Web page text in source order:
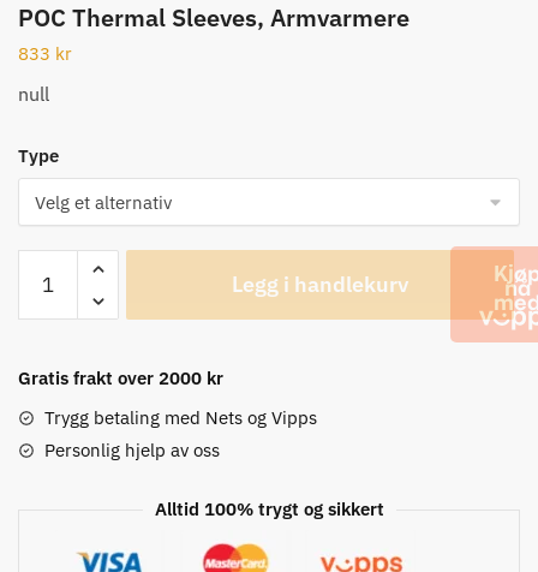
POC Thermal Sleeves, Armvarmere
833 kr
null
Type
Thermal
Sleeves,
antall
Legg i handlekurv
Gratis frakt over 2000 kr
Trygg betaling med Nets og Vipps
Personlig hjelp av oss
Alltid 100% trygt og sikkert